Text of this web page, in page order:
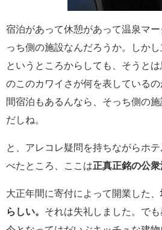
宿泊があって休憩があって温泉マ
っち側の施設なんだろうか。しか
というところからしても、そうと
のこのカワイさが何を表している
間宿泊もあるんなら、そっち側の
だしね。
と、アレコレ疑問を持ちながらホ
べたところ、ここは正真正銘の公
大正年間に寄付によって開業した、
らしい。 それは失礼しました。でも